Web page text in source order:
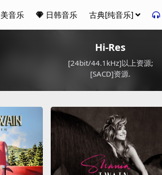
音乐 日韩音乐 古典[纯音乐]
Hi-Res
[24bit/44.1kHz]以上资源;
[SACD]资源.